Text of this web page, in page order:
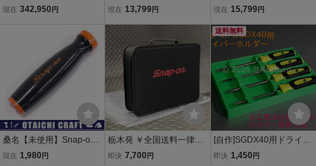
RH4210KZNH ロールキ
クリアパープル 工具箱 現
状品 管理8N0718A-Z
現在 342,950 円
ビネット キャスター付き
れ ガレージ 収納 ２色自由
現在 13,799円
ビネット キャスター付き
ート キャビネット 工具入
れ ガレージ 収納 ２色自由
現在 15,799円
桑名【未使用】Snap-on
(スナップオン) 1/2 交換用
現在 1,980 円
栃木発 ￥全国送料一律￥
スナップオン【Snap-o
即決 7,700 円
送料無料
[自作]SGDX40用ドライバ
ーホルダー グリーン Sna
即決 1,450 円